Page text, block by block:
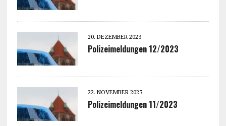
20. DEZEMBER 2023
Polizeimeldungen 12/2023
22. NOVEMBER 2023
Polizeimeldungen 11/2023